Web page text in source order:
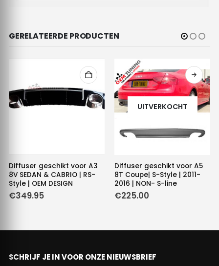
GERELATEERDE PRODUCTEN
Diffuser geschikt voor A3
8V SEDAN & CABRIO | RS-
Style | OEM DESIGN
€349.95
UITVERKOCHT
Diffuser geschikt voor A5
8T Coupe| S-Style | 2011-
2016 | NON- S-line
€225.00
SCHRIJF JE IN VOOR ONZE NIEUWSBRIEF